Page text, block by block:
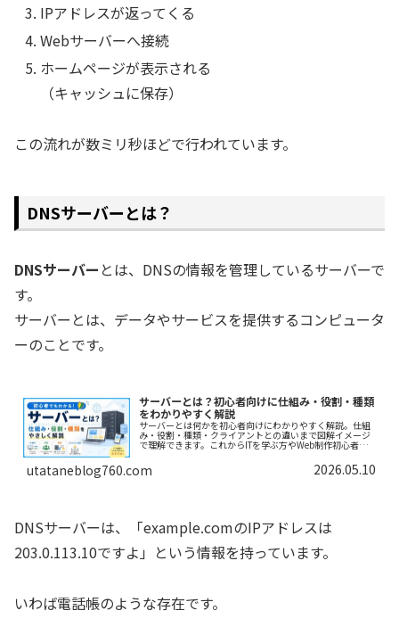
IPアドレスが返ってくる
Webサーバーへ接続
ホームページが表示される
（キャッシュに保存）
この流れが数ミリ秒ほどで行われています。
DNSサーバーとは？
DNSサーバー とは、DNSの情報を管理しているサーバーで
す。
サーバーとは、データやサービスを提供するコンピュータ
ーのことです。
サーバーとは？初心者向けに仕組み・役割・種類
をわかりやすく解説
サーバーとは何かを初心者向けにわかりやすく解説。仕組
み・役割・種類・クライアントとの違いまで図解イメージ
で理解できます。これからITを学ぶ方やWeb制作初心者に
おすすめ。
utataneblog760.com 2026.05.10
DNSサーバーは、「example.comのIPアドレスは
203.0.113.10ですよ」という情報を持っています。
いわば電話帳のような存在です。